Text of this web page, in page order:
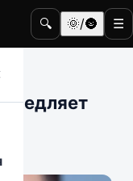
🔍 🌞/🌚 ☰